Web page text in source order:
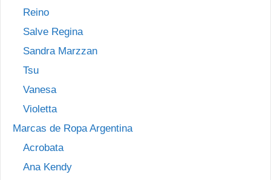
Reino
Salve Regina
Sandra Marzzan
Tsu
Vanesa
Violetta
Marcas de Ropa Argentina
Acrobata
Ana Kendy